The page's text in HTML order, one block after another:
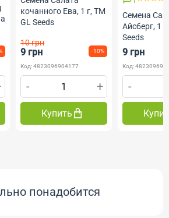
кочанного Ева, 1 г, ТМ
GL Seeds
10 грн
9 грн -10%
Код: 4823096904177
- +
Купить
Семена
Айсберг, 1
Seeds
9 грн
Код:
-
понадобится